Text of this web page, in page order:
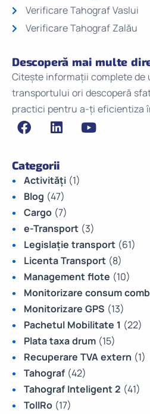
Verificare Tahograf Vaslui
Verificare Tahograf Zalău
Descoperă mai multe
Citește informații complete de
transportului ori descoperă
practici pentru a-ți eficientiza
Categorii
Activități (1)
Blog (47)
Cargo (7)
e-Transport (3)
Legislație transport (61)
Licenta Transport (8)
Management flote (10)
Monitorizare consum
Monitorizare GPS (13)
Pachetul Mobilitate 1 (22)
Plata taxa drum (15)
Recuperare TVA extern (1)
Tahograf (42)
Tahograf Inteligent 2 (41)
TollRo (17)